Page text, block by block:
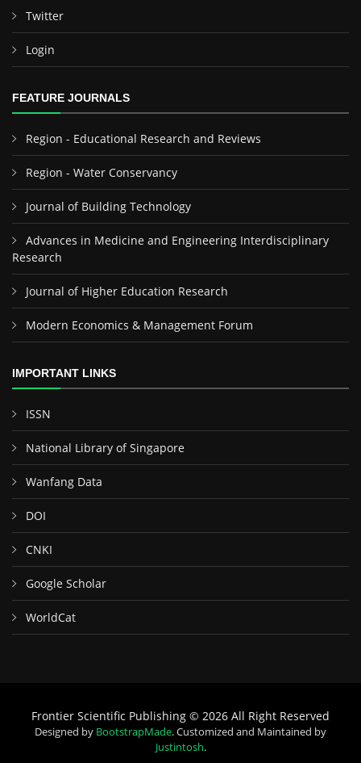
Twitter
Login
FEATURE JOURNALS
Region - Educational Research and Reviews
Region - Water Conservancy
Journal of Building Technology
Advances in Medicine and Engineering Interdisciplinary
Research
Journal of Higher Education Research
Modern Economics & Management Forum
IMPORTANT LINKS
ISSN
National Library of Singapore
Wanfang Data
DOI
CNKI
Google Scholar
WorldCat
Frontier Scientific Publishing © 2026 All Right Reserved
Designed by BootstrapMade. Customized and Maintained by
Justintosh.